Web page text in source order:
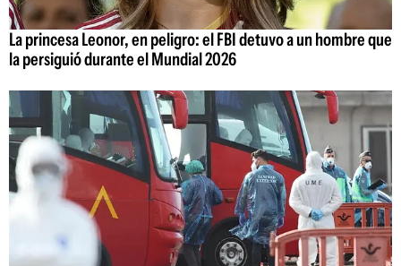
La princesa Leonor, en peligro: el FBI detuvo a un hombre que
la persiguió durante el Mundial 2026